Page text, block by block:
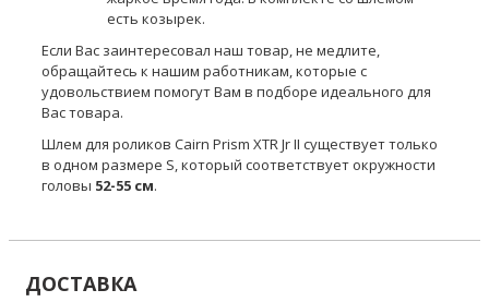
есть козырек.
Если Вас заинтересовал наш товар, не медлите,
обращайтесь к нашим работникам, которые с
удовольствием помогут Вам в подборе идеального для
Вас товара.
Шлем для роликов Cairn Prism XTR Jr II существует только
в одном размере S, который соответствует окружности
головы 52-55 см.
ДОСТАВКА